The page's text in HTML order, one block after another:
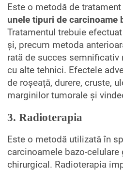
Este o metodă de tratament
unele tipuri de carcinoame
Tratamentul trebuie
și, precum metoda
rată de succes
cu alte tehnici. Efectele
de roșeață, durere, cruste,
marginilor tumorale și
3. Radioterapia
Este o metodă utilizată în
carcinoamele bazo-celulare
chirurgical. Radioterapia